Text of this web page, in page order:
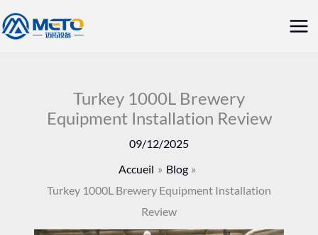
Aller
au
Turkey 1000L Brewery
Equipment Installation Review
09/12/2025
Accueil
Blog
Turkey 1000L Brewery Equipment Installation
Review